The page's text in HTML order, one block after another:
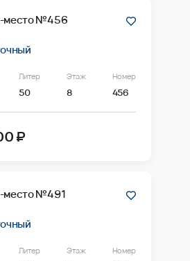
№456
Литер
50
Этаж
8
Номер
456
₽
№491
Литер Этаж Номер